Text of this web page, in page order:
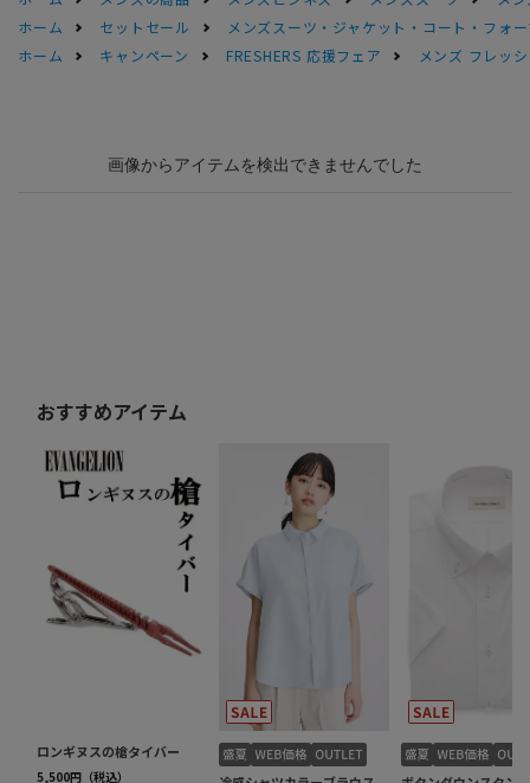
ホーム
セットセール
メンズスーツ・ジャケット・コート・フォ
ホーム
キャンペーン FRESHERS 応援フェア メンズ フレッ